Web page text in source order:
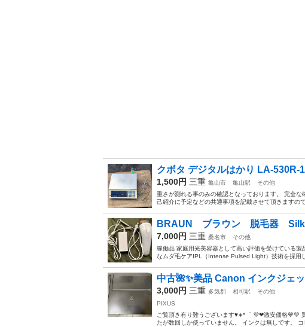
クボタ デジタルはかり LA-530R-
1,500円 三重 亀山市 亀山駅
その他
重さが測れる事のみの確認となっております。 完全
己紹介に予定などの共通事項を記載させて頂きますの
BRAUN ブラウン 脱毛器
7,000円 三重 桑名市
その他
稼働品 家庭用光美容器として高い評価を受けている
なムダ毛ケアIPL（Intense Pulsed Light）技術を採用
中古🌺✨美品 Canon インクジェ
3,000円 三重 多気郡 相可駅
その他
PIXUS
ご覧頂き有り難うございます♥︎︎∗︎*゜ 💜❤激安価格💙💚
たが数回しか使っていません。 インクは無しです。